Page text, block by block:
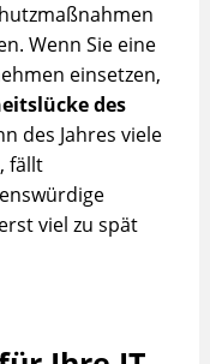
Wenn Sie eine
einsetzen,
des
des Jahres viele
fällt
viel zu spät